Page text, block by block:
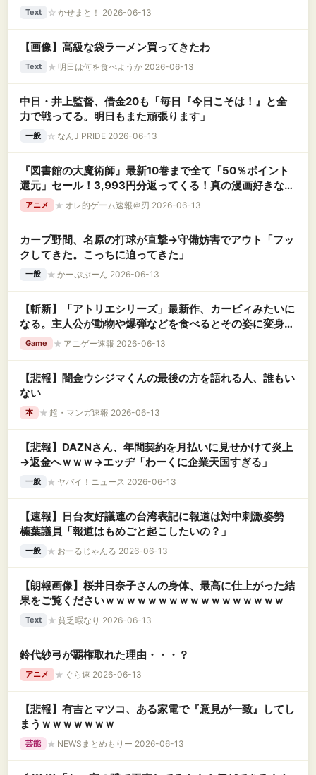
Text ☆ かせまと！ 2026-06-13
【画像】高級な袋ラーメン買ってきたわ
Text ★ 明日は何を食べようか 2026-06-13
中日・井上監督、借金20も「毎日『今日こそは！』と全
力で戦ってる。明日もまた頑張ります」
一般 ☆ なんJ PRIDE 2026-06-13
『図書館の大魔術師』最新10巻まで全て「50％ポイント
還元」セール！3,993円分返ってくる！真の漫画好きなら
絶対に読んでおくべき名作！先週発売の新刊もセールに
アニメ ★ オレ的ゲーム速報＠刃 2026-06-13
カープ野間、名原の打球が直撃→守備妨害でアウト「フッ
クしてきた。こっちに迫ってきた」
一般 ★ かーぷぶーん 2026-06-13
【斬新】「アトリエシリーズ」最新作、カービィみたいに
なる。主人公が動物や爆弾などを食べるとその姿に変身
wwww
Game ★ アニゲー速報 2026-06-13
【悲報】闇金ウシジマくんの最後の方を語れる人、誰もい
ない
本 ★ 超・マンガ速報 2026-06-13
【悲報】DAZNさん、年間契約を月払いに見せかけて炎上
→返金へｗｗｗ→エッヂ「わーくに企業天国すぎる」
一般 ★ ヤバイ！ニュース 2026-06-13
【速報】日台友好議連の台湾表記に報道は対中刺激姿勢
榛葉議員「報道はもめごと起こしたいの？」
一般 ★ おーるじゃんる 2026-06-13
【朗報画像】桜井日奈子さんの身体、最高に仕上がった結
果をご覧くださいｗｗｗｗｗｗｗｗｗｗｗｗｗｗｗｗｗ
Text ★ 貧乏暇なり 2026-06-13
鈴代紗弓が覇権取れた理由・・・？
アニメ ★ ぐら速 2026-06-13
【悲報】有吉とマツコ、ある家電で『意見が一致』してし
まうｗｗｗｗｗｗｗ
芸能 ★ NEWSまとめもりー 2026-06-13